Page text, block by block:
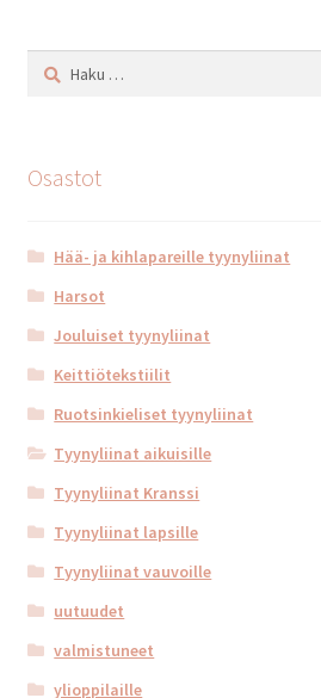
Haku:
Osastot
Hää- ja kihlapareille tyynyliinat
Harsot
Jouluiset tyynyliinat
Keittiötekstiilit
Ruotsinkieliset tyynyliinat
Tyynyliinat aikuisille
Tyynyliinat Kranssi
Tyynyliinat lapsille
Tyynyliinat vauvoille
uutuudet
valmistuneet
ylioppilaille